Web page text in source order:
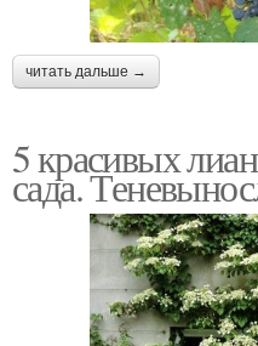
читать дальше →
5 красивых
сада.